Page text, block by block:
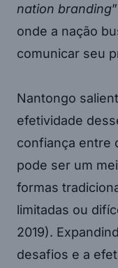
nation branding
onde a nação
comunicar seu
Nantongo
efetividade
confiança entre
pode ser um
formas
limitadas ou
2019).
desafios e a